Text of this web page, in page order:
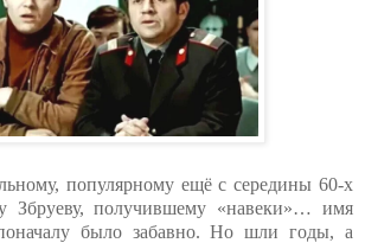
популярному ещё с середины 60-х
Збруеву, получившему «навеки»… имя
было забавно. Но шли годы, а